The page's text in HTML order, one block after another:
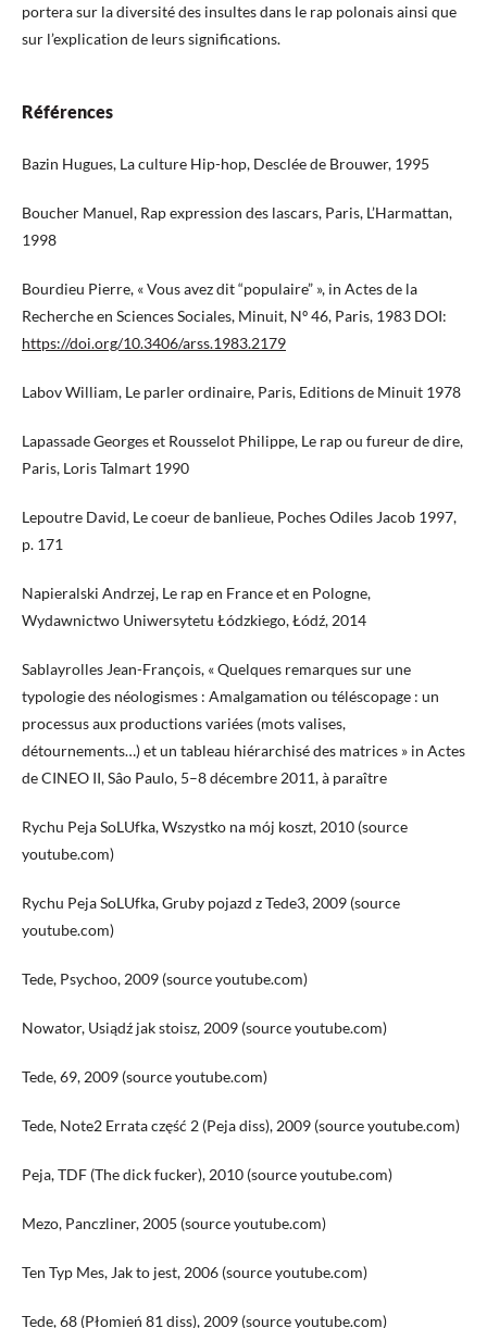
portera sur la diversité des insultes dans le rap polonais ainsi que
sur l’explication de leurs significations.
Références
Bazin Hugues, La culture Hip-hop, Desclée de Brouwer, 1995
Boucher Manuel, Rap expression des lascars, Paris, L’Harmattan,
1998
Bourdieu Pierre, « Vous avez dit “populaire” », in Actes de la
Recherche en Sciences Sociales, Minuit, Nº 46, Paris, 1983 DOI:
https://doi.org/10.3406/arss.1983.2179
Labov William, Le parler ordinaire, Paris, Editions de Minuit 1978
Lapassade Georges et Rousselot Philippe, Le rap ou fureur de dire,
Paris, Loris Talmart 1990
Lepoutre David, Le coeur de banlieue, Poches Odiles Jacob 1997,
p. 171
Napieralski Andrzej, Le rap en France et en Pologne,
Wydawnictwo Uniwersytetu Łódzkiego, Łódź, 2014
Sablayrolles Jean-François, « Quelques remarques sur une
typologie des néologismes : Amalgamation ou téléscopage : un
processus aux productions variées (mots valises,
détournements…) et un tableau hiérarchisé des matrices » in Actes
de CINEO II, Sâo Paulo, 5–8 décembre 2011, à paraître
Rychu Peja SoLUfka, Wszystko na mój koszt, 2010 (source
youtube.com)
Rychu Peja SoLUfka, Gruby pojazd z Tede3, 2009 (source
youtube.com)
Tede, Psychoo, 2009 (source youtube.com)
Nowator, Usiądź jak stoisz, 2009 (source youtube.com)
Tede, 69, 2009 (source youtube.com)
Tede, Note2 Errata część 2 (Peja diss), 2009 (source youtube.com)
Peja, TDF (The dick fucker), 2010 (source youtube.com)
Mezo, Panczliner, 2005 (source youtube.com)
Ten Typ Mes, Jak to jest, 2006 (source youtube.com)
Tede, 68 (Płomień 81 diss), 2009 (source youtube.com)